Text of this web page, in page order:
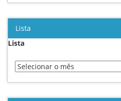
Lista
Lista